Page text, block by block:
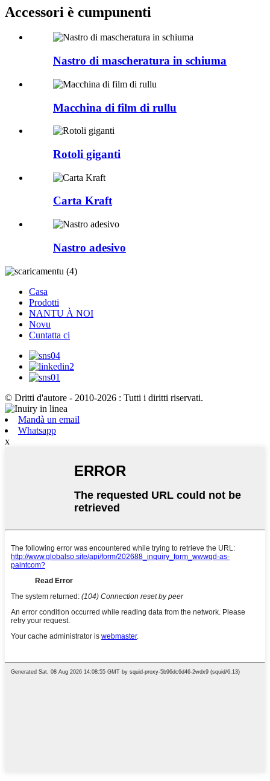
Accessori è cumpunenti
Nastro di mascheratura in schiuma
Macchina di film di rullu
Rotoli giganti
Carta Kraft
Nastro adesivo
Casa
Prodotti
NANTU À NOI
Novu
Cuntatta ci
© Dritti d'autore - 2010-2026 : Tutti i diritti riservati.
Mandà un email
Whatsapp
x